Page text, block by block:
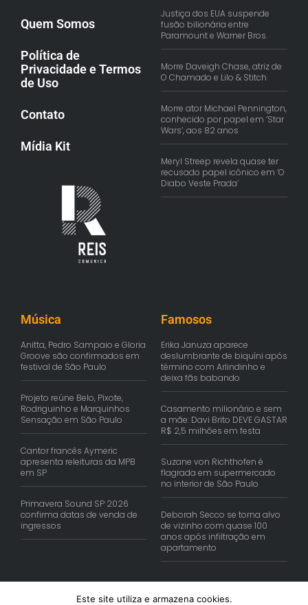
Quem Somos
Política de
Privacidade e Termos
de Uso
Contato
Mídia Kit
Justiça dos EUA suspende
fusão bilionária entre
Paramount e Warner Bros.
Morre Daveigh Chase, atriz de
O Chamado e Lilo & Stitch
Morre ator Michael Pennington,
conhecido por papel em ‘Star
Wars’, aos 82 anos
Meryl Streep revela quase ter
recusado papel icônico em ‘O
Diabo Veste Prada’
Música
Anitta, Pedro Sampaio e Gloria
Groove são confirmados em
festival de São Paulo
Projeto reúne Belo, Pixote,
Rodriguinho e Marquinhos
Sensação em São Paulo
Cantor francês Aymeric
apresenta releituras da MPB
em SP
Primavera Sound SP 2026
confirma datas de venda de
ingressos
Famosos
Erika Januza aparece
deslumbrante de biquíni após
término com Arlindinho e
deixa fãs babando
Casamento milionário e sem
a mãe: Davi Brito DEVE GASTAR
R$ 2,5 milhões em festa
Suzane von Richthofen é
flagrada em supermercado
no interior de São Paulo
Deborah Secco se torna alvo
de vizinho com quase 100
anos após infiltração em
apartamento
Este site utiliza e armazena cookies.